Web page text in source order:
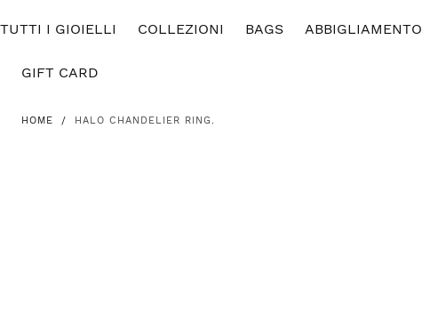
CONTENUTO
TUTTI I GIOIELLI COLLEZIONI BAGS ABBIGLIAMENTO
GIFT CARD
HOME / HALO CHANDELIER RING.